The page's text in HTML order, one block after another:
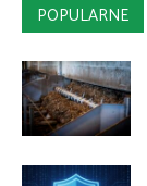
POPULARNE